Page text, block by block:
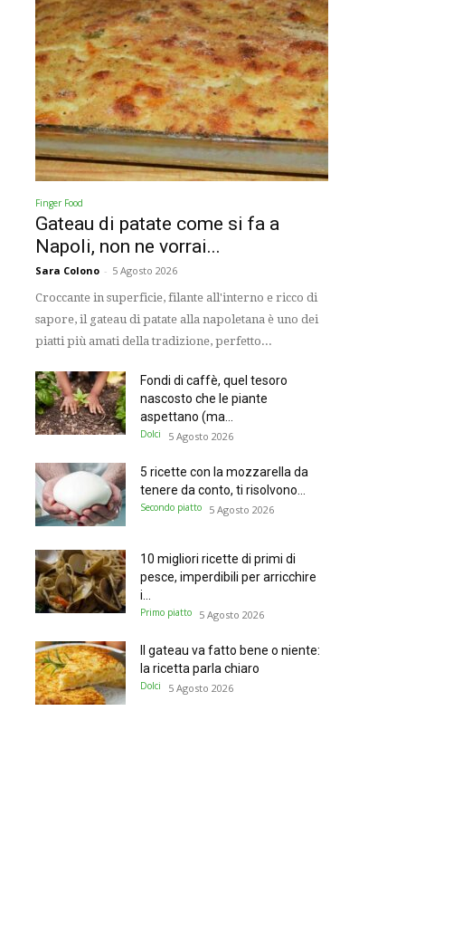
Finger Food
Gateau di patate come si fa a
Napoli, non ne vorrai...
Sara Colono - 5 Agosto 2026
Croccante in superficie, filante all'interno e ricco di
sapore, il gateau di patate alla napoletana è uno dei
piatti più amati della tradizione, perfetto...
Fondi di caffè, quel tesoro
nascosto che le piante
aspettano (ma...
Dolci 5 Agosto 2026
5 ricette con la mozzarella da
tenere da conto, ti risolvono...
Secondo piatto 5 Agosto 2026
10 migliori ricette di primi di
pesce, imperdibili per arricchire
i...
Primo piatto 5 Agosto 2026
Il gateau va fatto bene o niente:
la ricetta parla chiaro
Dolci 5 Agosto 2026